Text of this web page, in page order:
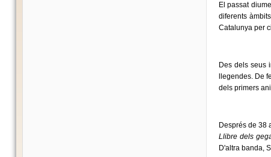
El passat
diferents
Catalunya per
Des dels seus
llegendes. De
dels primers
Després de 38
Llibre dels
D'altra banda,